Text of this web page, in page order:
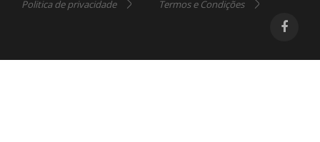
Politica de privacidade
Termos e Condições